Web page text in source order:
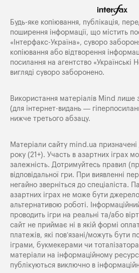
Будь-яке копiювання, публiкацiя,
поширення iнформацiї, що мiстить
«Iнтерфакс-Україна», суворо
копіювання або відтворення
посилання на агентство «Українські
вигляді суворо заборонено.
Використання матеріалів Mind лише
(для інтернет-видань —
нижче третього абзацу.
Матеріали сайту mind.ua призначені
року (21+). Участь в азартних іграх
залежність. Дотримуйтесь правил
відповідальної гри. При виявленні
негайно зверніться до спеціаліста.
азартних іграх не може бути
альтернативою роботі.
проводить ігри на реальні та/або
сайт не приймає ні в якій формі
платежів, які пов’язані/можуть бути
іграми, букмекерами чи
матеріали на інформаційному
публікуються виключно в